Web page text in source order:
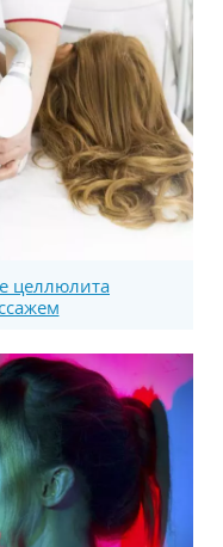
целлюлита